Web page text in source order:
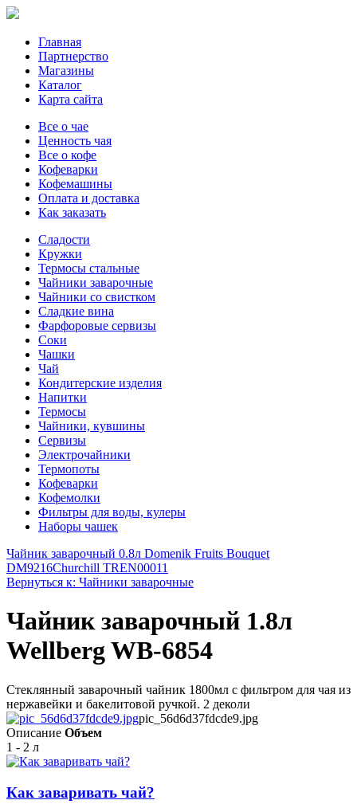
Главная
Партнерство
Магазины
Каталог
Карта сайта
Все о чае
Ценность чая
Все о кофе
Кофеварки
Кофемашины
Оплата и доставка
Как заказать
Сладости
Кружки
Термосы стальные
Чайники заварочные
Чайники со свистком
Сладкие вина
Фарфоровые сервизы
Соки
Чашки
Чай
Кондитерские изделия
Напитки
Термосы
Чайники, кувшины
Сервизы
Электрочайники
Термопоты
Кофеварки
Кофемолки
Фильтры для воды, кулеры
Наборы чашек
Чайник заварочный 0.8л Domenik Fruits Bouquet
DM9216Churchill TREN00011
Вернуться к: Чайники заварочные
Чайник заварочный 1.8л
Wellberg WB-6854
Стеклянный заварочный чайник 1800мл с фильтром для чая из
нержавейки и бакелитовой ручкой. 2 деколи
pic_56d6d37fdcde9.jpg
Описание Объем
1 - 2 л
Как заваривать чай?